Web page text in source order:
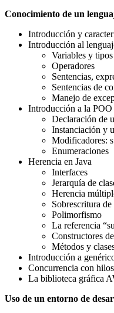
Conocimiento de un
Introducción y
Introducción al
Variables y
Operadores
Sentencias,
Sentencias de
Manejo de
Introducción a la POO
Declaración de
Instanciación y
Modificadores:
Enumeraciones
Herencia en Java
Interfaces
Jerarquía de
Herencia
Sobrescritura
Polimorfismo
La referencia
Constructores
Métodos y
Introducción a
Concurrencia con hilos
La biblioteca gráfica
Uso de un entorno de